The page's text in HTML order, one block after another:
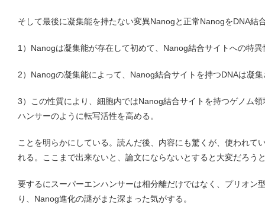
そして最後に凝集能を持たない変異Nanogと正常NanogをDNA結
1）Nanogは凝集能が存在して初めて、Nanog結合サイトへの特
2）Nanogの凝集能によって、Nanog結合サイトを持つDNAは凝
3）この性質により、細胞内ではNanog結合サイトを持つゲノム
ハンサーのように転写活性を高める。
ことを明らかにしている。読んだ後、内容にも驚くが、使われて
れる。ここまで出来ないと、論文にならないとすると大変だろう
要するにスーパーエンハンサーは相分離だけではなく、プリオン
り、Nanog進化の謎がまた深まった気がする。